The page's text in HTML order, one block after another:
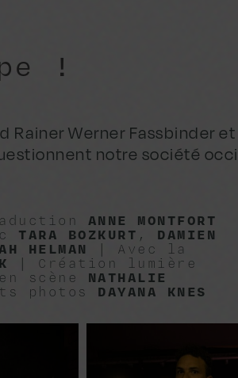
!
Rainer Werner Fassbinder
notre société
ANNE MONTFORT
TARA BOZKURT , DAMIEN
HELMAN | Avec la
| Création lumière
scène NATHALIE
photos DAYANA KNES